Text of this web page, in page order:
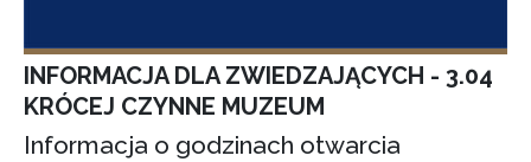
INFORMACJA DLA ZWIEDZAJĄCYCH - 3.04
KRÓCEJ CZYNNE MUZEUM
Informacja o godzinach otwarcia